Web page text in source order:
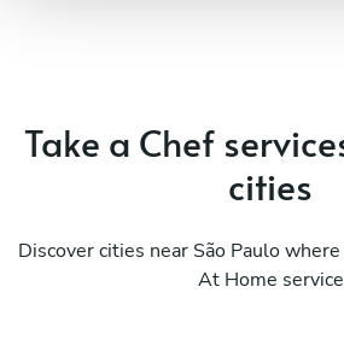
Take a Chef
cities
Discover cities near São Paulo
At Home service